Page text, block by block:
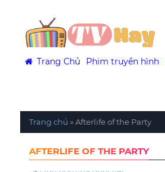
Trang Chủ Phim truyền hình
Trang chủ »Afterlife of the Party
AFTERLIFE OF THE PARTY